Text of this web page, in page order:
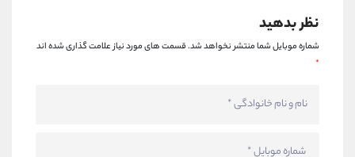
نظر بدهید
شماره موبایل شما منتشر نخواهد شد.قسمت های مورد نیاز علامت گذاری شده اند
*